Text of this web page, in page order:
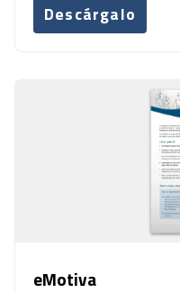
Descárgalo
eMotiva